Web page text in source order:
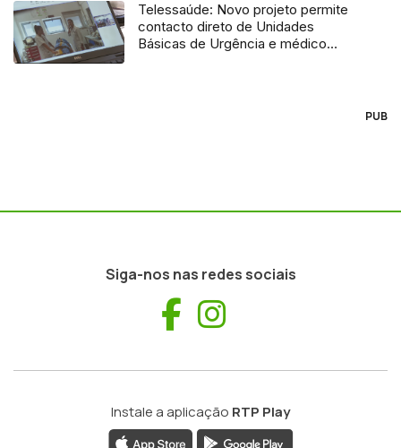
Telessaúde: Novo projeto permite
contacto direto de Unidades
Básicas de Urgência e médico
PUB
Siga-nos nas redes sociais
Facebook
Instale a aplicação RTP Play